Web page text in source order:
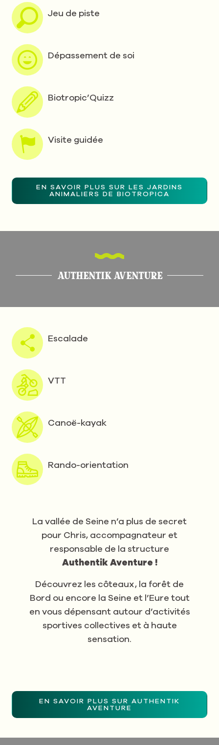
Jeu de piste
Dépassement de soi
Biotropic’Quizz
Visite guidée
EN SAVOIR PLUS SUR LES JARDINS
ANIMALIERS DE BIOTROPICA
AUTHENTIK AVENTURE
Escalade
VTT
Canoë-kayak
Rando-orientation
La vallée de Seine n’a plus de secret
pour Chris, accompagnateur et
responsable de la structure
Authentik Aventure !
Découvrez les côteaux, la forêt de
Bord ou encore la Seine et l’Eure tout
en vous dépensant autour d’activités
sportives collectives et à haute
sensation.
EN SAVOIR PLUS SUR AUTHENTIK
AVENTURE